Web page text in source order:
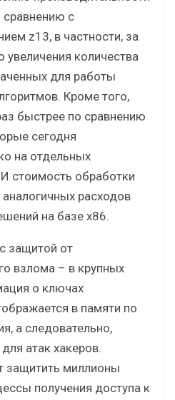
сравнению с
z13, в частности, за
увеличения количества
для работы
Кроме того,
быстрее по сравнению
сегодня
на отдельных
стоимость обработки
аналогичных расходов
на базе x86.
защитой от
взлома – в крупных
о ключах
в памяти по
а следовательно,
атак хакеров.
защитить миллионы
получения доступа к